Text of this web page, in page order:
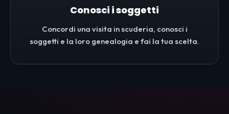
Conosci i soggetti
Concordi una visita in scuderia, conosci i
soggetti e la loro genealogia e fai la tua scelta.